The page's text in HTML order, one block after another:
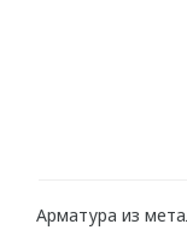
Арматура из